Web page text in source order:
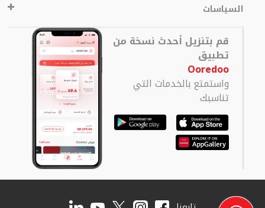
السياسات
قم بتنزيل أحدث نسخة من
تطبيق
Ooredoo
واستمتع بالخدمات التي
تناسبك